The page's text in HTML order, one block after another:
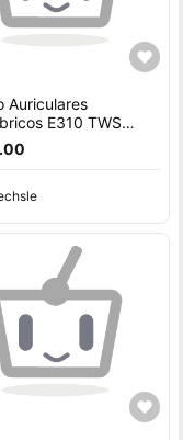
Auriculares
E310 TWS
5.3 ENC USB-C
GXD1Q65145